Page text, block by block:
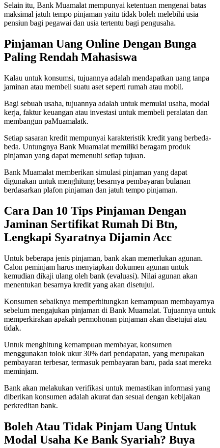
Selain itu, Bank Muamalat mempunyai ketentuan mengenai batas
maksimal jatuh tempo pinjaman yaitu tidak boleh melebihi usia
pensiun bagi pegawai dan usia tertentu bagi pengusaha.
Pinjaman Uang Online Dengan Bunga
Paling Rendah Mahasiswa
Kalau untuk konsumsi, tujuannya adalah mendapatkan uang tanpa
jaminan atau membeli suatu aset seperti rumah atau mobil.
Bagi sebuah usaha, tujuannya adalah untuk memulai usaha, modal
kerja, faktur keuangan atau investasi untuk membeli peralatan dan
membangun paMuamalatk.
Setiap sasaran kredit mempunyai karakteristik kredit yang berbeda-
beda. Untungnya Bank Muamalat memiliki beragam produk
pinjaman yang dapat memenuhi setiap tujuan.
Bank Muamalat memberikan simulasi pinjaman yang dapat
digunakan untuk menghitung besarnya pembayaran bulanan
berdasarkan plafon pinjaman dan jatuh tempo pinjaman.
Cara Dan 10 Tips Pinjaman Dengan
Jaminan Sertifikat Rumah Di Btn,
Lengkapi Syaratnya Dijamin Acc
Untuk beberapa jenis pinjaman, bank akan memerlukan agunan.
Calon peminjam harus menyiapkan dokumen agunan untuk
kemudian dikaji ulang oleh bank (evaluasi). Nilai agunan akan
menentukan besarnya kredit yang akan disetujui.
Konsumen sebaiknya memperhitungkan kemampuan membayarnya
sebelum mengajukan pinjaman di Bank Muamalat. Tujuannya untuk
memperkirakan apakah permohonan pinjaman akan disetujui atau
tidak.
Untuk menghitung kemampuan membayar, konsumen
menggunakan tolok ukur 30% dari pendapatan, yang merupakan
pembayaran terbesar, termasuk pembayaran baru, pada saat mereka
meminjam.
Bank akan melakukan verifikasi untuk memastikan informasi yang
diberikan konsumen adalah akurat dan sesuai dengan kebijakan
perkreditan bank.
Boleh Atau Tidak Pinjam Uang Untuk
Modal Usaha Ke Bank Syariah? Buya